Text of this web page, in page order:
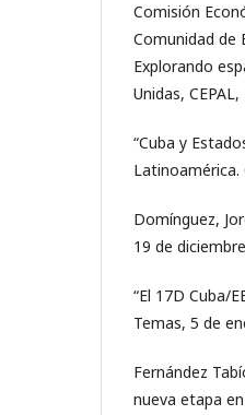
Comisión
Comunidad de
Explorando
Unidas,
“Cuba y
Latinoamérica.
Domínguez,
19 de
“El 17D Cuba/
Temas, 5 de
Fernández
nueva etapa